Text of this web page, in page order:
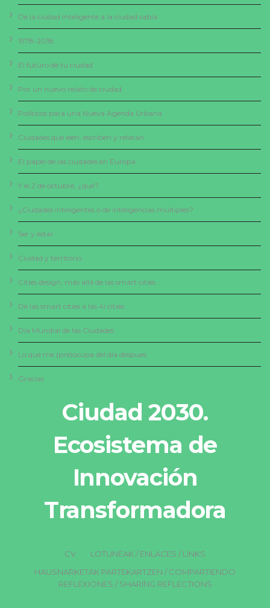
De la ciudad inteligente a la ciudad sabia
1978-2018
El futuro de tu ciudad
Por un nuevo relato de ciudad
Políticos para una Nueva Agenda Urbana
Ciudades que leen, escriben y relatan
El papel de las ciudades en Europa
Y el 2 de octubre, ¿qué?
¿Ciudades inteligentes o de inteligencias múltiples?
Ser y estar
Ciudad y territorio
Cities design, más allá de las smart cities
De las smart cities a las 4i cities
Día Mundial de las Ciudades
Lo que me (pre)ocupa del día despues
Gracias
Ciudad 2030.
Ecosistema de
Innovación
Transformadora
CV
LOTUNEAK / ENLACES / LINKS
HAUSNARKETAK PARTEKARTZEN / COMPARTIENDO
REFLEXIONES / SHARING REFLECTIONS